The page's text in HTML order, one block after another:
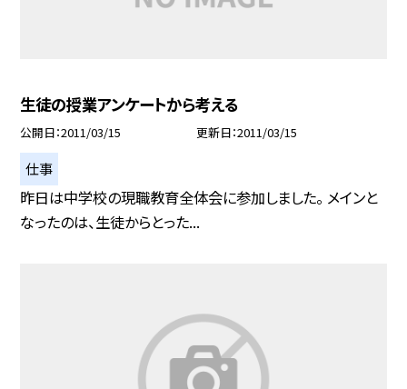
生徒の授業アンケートから考える
公開日 2011/03/15 更新日 2011/03/15
仕事
昨日は中学校の現職教育全体会に参加しました。 メインと
なったのは、生徒からとった...